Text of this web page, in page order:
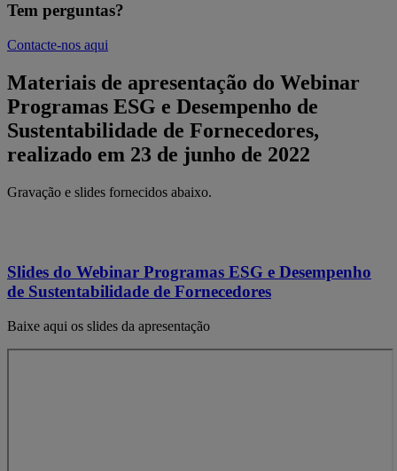
Tem perguntas?
Contacte-nos aqui
Materiais de apresentação do Webinar
Programas ESG e Desempenho de
Sustentabilidade de Fornecedores,
realizado em 23 de junho de 2022
Gravação e slides fornecidos abaixo.
Slides do Webinar Programas ESG e Desempenho
de Sustentabilidade de Fornecedores
Baixe aqui os slides da apresentação